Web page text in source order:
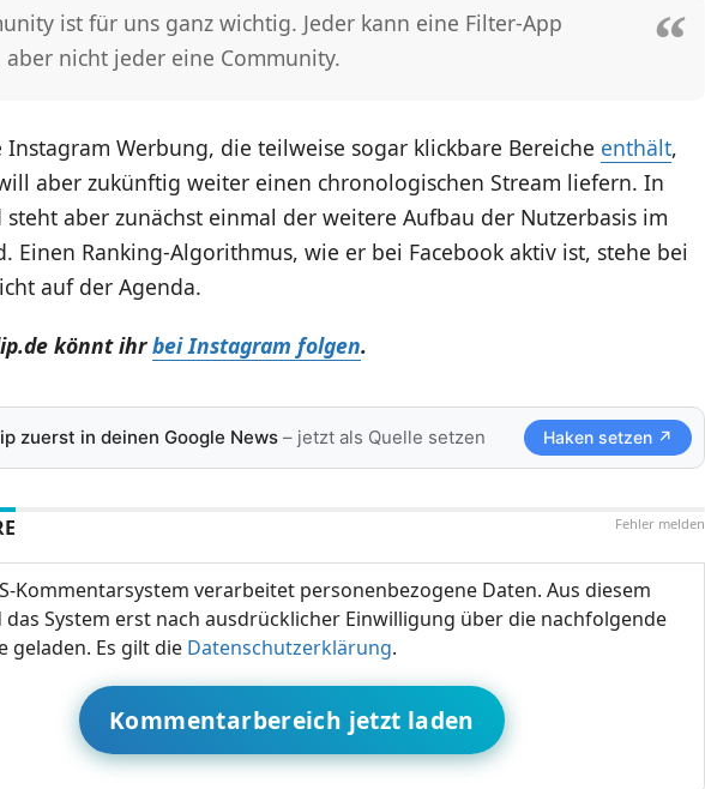
ist für uns ganz wichtig. Jeder kann eine Filter-App
aber nicht jeder eine Community.
Instagram Werbung, die teilweise sogar klickbare Bereiche enthält,
aber zukünftig weiter einen chronologischen Stream liefern. In
steht aber zunächst einmal der weitere Aufbau der Nutzerbasis im
Einen Ranking-Algorithmus, wie er bei Facebook aktiv ist, stehe bei
auf der Agenda.
könnt ihrbei Instagram folgen.
zuerst in deinen Google News– jetzt als Quelle setzen Haken setzen ↗
Fehler melden
Kommentarsystem verarbeitet personenbezogene Daten. Aus diesem
System erst nach ausdrücklicher Einwilligung über die nachfolgende
geladen. Es gilt die Datenschutzerklärung.
Kommentarbereich jetzt laden